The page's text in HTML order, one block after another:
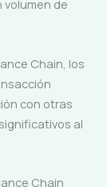
de
Chain, los
con otras
al
Chain